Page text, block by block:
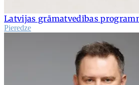
Latvijas grāmatvedības
Pieredze